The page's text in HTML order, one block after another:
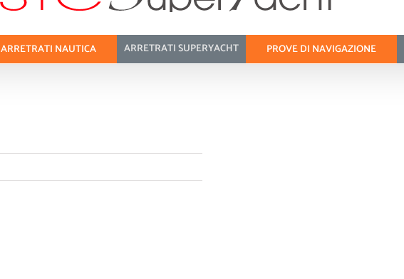
ARRETRATI NAUTICA ARRETRATI SUPERYACHT PROVE DI NAVIGAZIONE